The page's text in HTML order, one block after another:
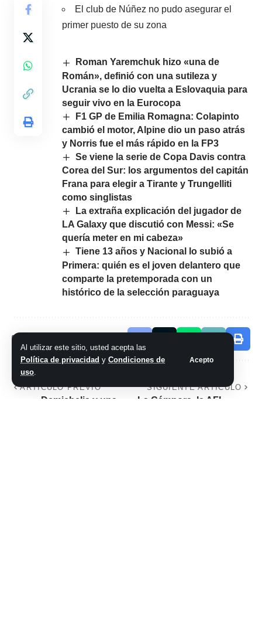
Al utilizar este sitio, usted acepta las
Política de privacidad y Condiciones de
uso.
Acepto
El club de Núñez no pudo asegurar el
primer puesto de su zona
Roman Yaremchuk hizo «una de
Román», definió con una sutileza y
Ucrania se lo dio vuelta a Eslovaquia para
seguir vivo en la Eurocopa
F1 GP de Emilia Romagna: Colapinto
cambió el motor, Alpine dio un paso atrás
y Norris fue el más rápido en la FP3
Se viene la serie de Copa Davis contra
Corea del Sur: los argumentos del capitán
Frana para elegir a Tirante y Trungelliti
como singlistas
La extraña explicación del jugador de
LA Galaxy que discutió con Messi: «Se
quería meter en mi cabeza»
Tiene 13 años y Nacional lo subió a
Primera: quién es el joven delantero que
comparte la pretemporada con un
histórico de la selección paraguaya
ARTÍCULO PREVIO
Demichelis y una
SIGUIENTE ARTÍCULO
La Cámpora, la AFI